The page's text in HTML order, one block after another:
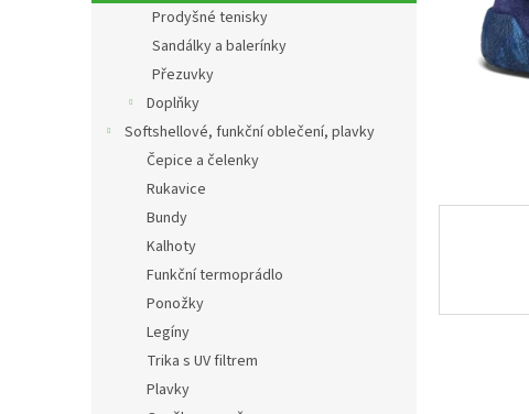
n
Prodyšné tenisky
Sandálky a balerínky
Přezuvky
Doplňky
Softshellové, funkční oblečení, plavky
Čepice a čelenky
Rukavice
Bundy
Kalhoty
Funkční termoprádlo
Ponožky
Legíny
Trika s UV filtrem
Plavky